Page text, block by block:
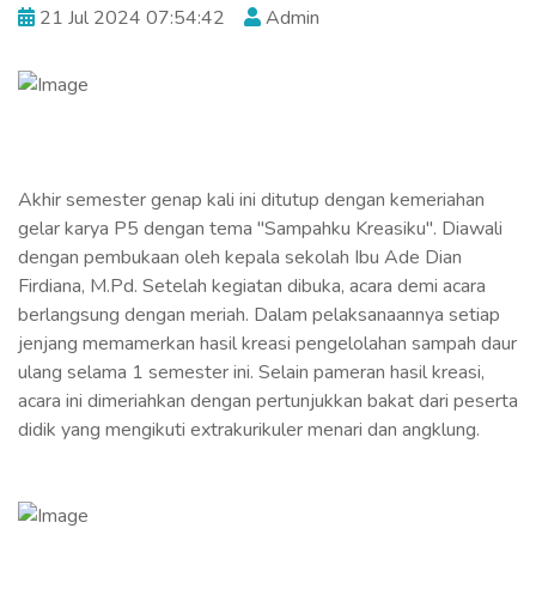
21 Jul 2024 07:54:42 Admin
Akhir semester genap kali ini ditutup dengan kemeriahan
gelar karya P5 dengan tema "Sampahku Kreasiku". Diawali
dengan pembukaan oleh kepala sekolah Ibu Ade Dian
Firdiana, M.Pd. Setelah kegiatan dibuka, acara demi acara
berlangsung dengan meriah. Dalam pelaksanaannya setiap
jenjang memamerkan hasil kreasi pengelolahan sampah daur
ulang selama 1 semester ini. Selain pameran hasil kreasi,
acara ini dimeriahkan dengan pertunjukkan bakat dari peserta
didik yang mengikuti extrakurikuler menari dan angklung.